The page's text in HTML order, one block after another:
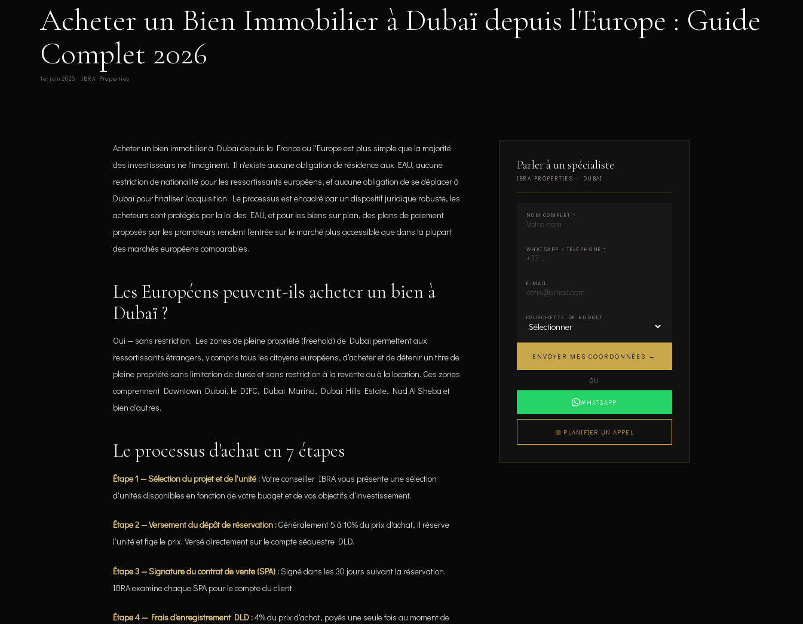
Acheter un Bien Immobilier à Dubaï depuis l'Europe : Guide
Complet 2026
1er juin 2026 · IBRA Properties
Acheter un bien immobilier à Dubaï depuis la France ou l'Europe est plus simple que la majorité
des investisseurs ne l'imaginent. Il n'existe aucune obligation de résidence aux EAU, aucune
restriction de nationalité pour les ressortissants européens, et aucune obligation de se déplacer à
Dubaï pour finaliser l'acquisition. Le processus est encadré par un dispositif juridique robuste, les
acheteurs sont protégés par la loi des EAU, et pour les biens sur plan, des plans de paiement
proposés par les promoteurs rendent l'entrée sur le marché plus accessible que dans la plupart
des marchés européens comparables.
Les Européens peuvent-ils acheter un bien à
Dubaï ?
Oui — sans restriction. Les zones de pleine propriété (freehold) de Dubaï permettent aux
ressortissants étrangers, y compris tous les citoyens européens, d'acheter et de détenir un titre de
pleine propriété sans limitation de durée et sans restriction à la revente ou à la location. Ces zones
comprennent Downtown Dubai, le DIFC, Dubai Marina, Dubai Hills Estate, Nad Al Sheba et
bien d'autres.
Le processus d'achat en 7 étapes
Étape 1 — Sélection du projet et de l'unité :Votre conseiller IBRA vous présente une sélection
d'unités disponibles en fonction de votre budget et de vos objectifs d'investissement.
Étape 2 — Versement du dépôt de réservation :Généralement 5 à 10% du prix d'achat, il réserve
l'unité et fige le prix. Versé directement sur le compte séquestre DLD.
Étape 3 — Signature du contrat de vente (SPA) :Signé dans les 30 jours suivant la réservation.
IBRA examine chaque SPA pour le compte du client.
Étape 4 — Frais d'enregistrement DLD :4% du prix d'achat, payés une seule fois au moment de
Parler à un spécialiste
IBRA PROPERTIES — DUBAI
NOM COMPLET *
WHATSAPP / TÉLÉPHONE *
E-MAIL
FOURCHETTE DE BUDGET
ENVOYER MES COORDONNÉES →
OU
WHATSAPP
📅 PLANIFIER UN APPEL